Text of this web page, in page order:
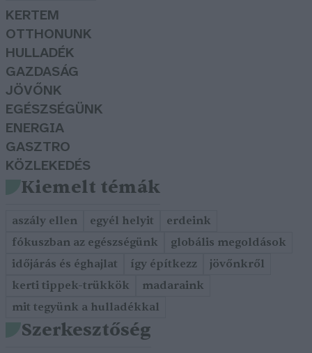
KERTEM
OTTHONUNK
HULLADÉK
GAZDASÁG
JÖVŐNK
EGÉSZSÉGÜNK
ENERGIA
GASZTRO
KÖZLEKEDÉS
Kiemelt témák
aszály ellen egyél helyit
erdeink
fókuszban az egészségünk
globális megoldások
időjárás és éghajlat
így építkezz
jövőnkről
kerti tippek-trükkök
madaraink
mit tegyünk a hulladékkal
Szerkesztőség